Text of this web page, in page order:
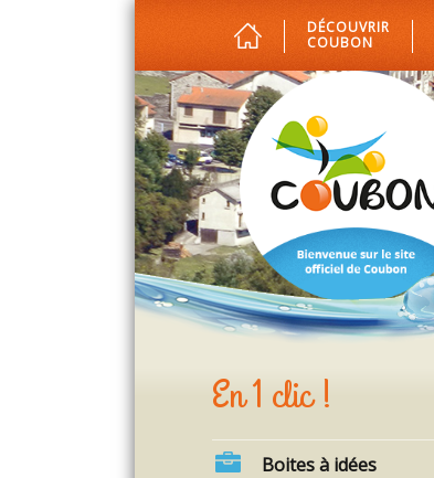
DÉCOUVRIR
COUBON
En 1 clic !
Boites à idées